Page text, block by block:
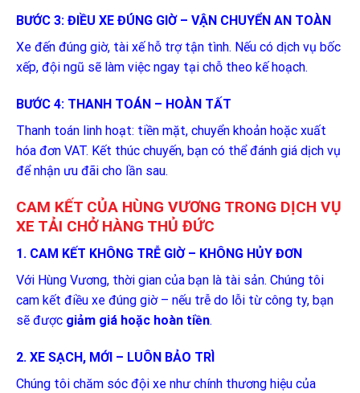
BƯỚC 3: ĐIỀU XE ĐÚNG GIỜ – VẬN CHUYỂN AN TOÀN
Xe đến đúng giờ, tài xế hỗ trợ tận tình. Nếu có dịch vụ bốc
xếp, đội ngũ sẽ làm việc ngay tại chỗ theo kế hoạch.
BƯỚC 4: THANH TOÁN – HOÀN TẤT
Thanh toán linh hoạt: tiền mặt, chuyển khoản hoặc xuất
hóa đơn VAT. Kết thúc chuyến, bạn có thể đánh giá dịch vụ
để nhận ưu đãi cho lần sau.
CAM KẾT CỦA HÙNG VƯƠNG TRONG DỊCH VỤ
XE TẢI CHỞ HÀNG THỦ ĐỨC
1. CAM KẾT KHÔNG TRỄ GIỜ – KHÔNG HỦY ĐƠN
Với Hùng Vương, thời gian của bạn là tài sản. Chúng tôi
cam kết điều xe đúng giờ – nếu trễ do lỗi từ công ty, bạn
sẽ được giảm giá hoặc hoàn tiền.
2. XE SẠCH, MỚI – LUÔN BẢO TRÌ
Chúng tôi chăm sóc đội xe như chính thương hiệu của